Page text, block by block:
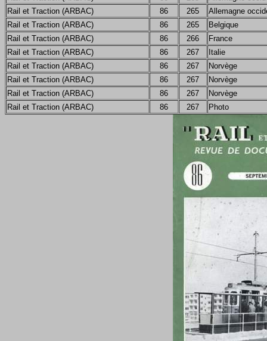
Rail et Traction (ARBAC)
86 265
Allemagne
Rail et Traction (ARBAC)
86 265
Belgique
Rail et Traction (ARBAC)
86 266
France
Rail et Traction (ARBAC)
86 267
Italie
Rail et Traction (ARBAC)
86 267
Norvège
Rail et Traction (ARBAC)
86 267
Norvège
Rail et Traction (ARBAC)
86 267
Norvège
Rail et Traction (ARBAC)
86 267 Photo